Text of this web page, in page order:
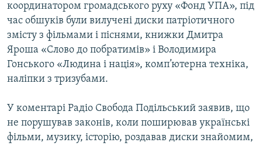
координатором громадського руху «Фонд УПА», під
час обшуків були вилучені диски патріотичного
змісту з фільмами і піснями, книжки Дмитра
Яроша «Слово до побратимів» і Володимира
Гонського «Людина і нація», комп’ютерна техніка,
наліпки з тризубами.
У коментарі Радіо Свобода Подільський заявив, що
не порушував законів, коли поширював українські
фільми, музику, історію, роздавав диски знайомим,